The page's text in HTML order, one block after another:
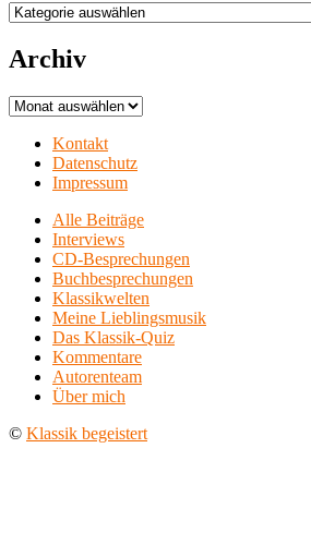
Aufführungsorte
Archiv
Archiv
Kontakt
Datenschutz
Impressum
Alle Beiträge
Interviews
CD-Besprechungen
Buchbesprechungen
Klassikwelten
Meine Lieblingsmusik
Das Klassik-Quiz
Kommentare
Autorenteam
Über mich
© Klassik begeistert